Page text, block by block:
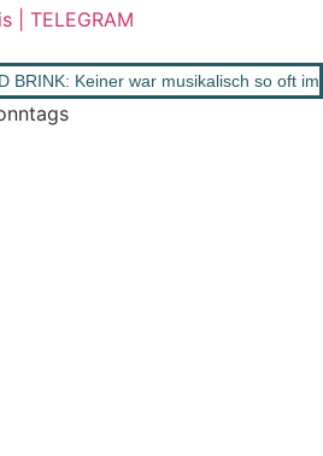
| TELEGRAM
BRINK: Keiner war musikalisch so oft